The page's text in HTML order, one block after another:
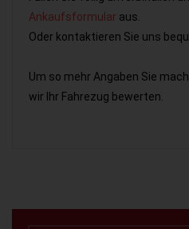
Ankaufsformular aus.
Oder kontaktieren Sie uns
Um so mehr Angaben Sie
wir Ihr Fahrezug bewerten.